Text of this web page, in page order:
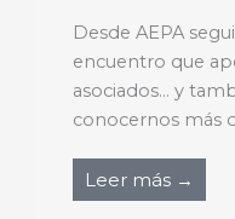
Desde AEPA
encuentro que
asociados… y
conocernos más
Leer más →